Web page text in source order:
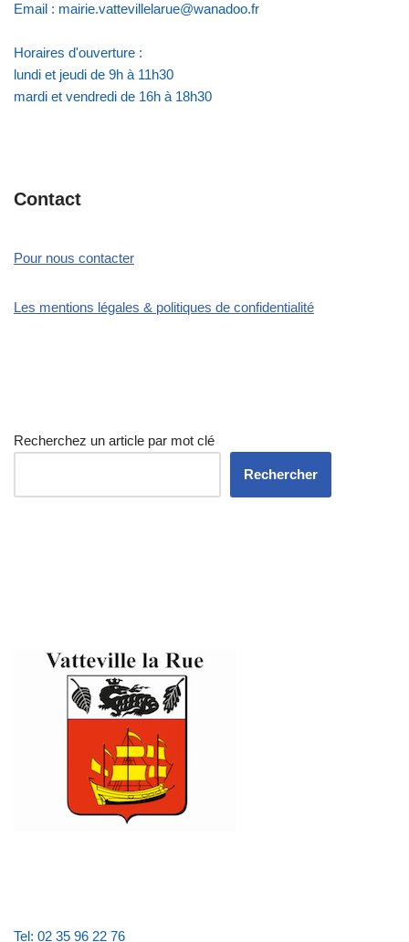
Email : mairie.vattevillelarue@wanadoo.fr
Horaires d'ouverture :
lundi et jeudi de 9h à 11h30
mardi et vendredi de 16h à 18h30
Contact
Pour nous contacter
Les mentions légales & politiques de confidentialité
Recherchez un article par mot clé
Rechercher
Tel: 02 35 96 22 76